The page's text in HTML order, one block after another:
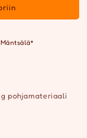
pohjamateriaali